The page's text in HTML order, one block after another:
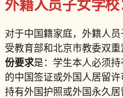
外籍人员子女学
对于中国籍家庭，外籍人
受教育部和北京市教委双重
份要求是：学生本人必须
的中国签证或外国人居留
持有外国护照或外国永久居